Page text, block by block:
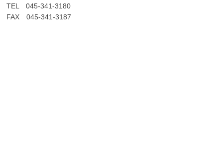
TEL 045-341-3180
FAX 045-341-3187